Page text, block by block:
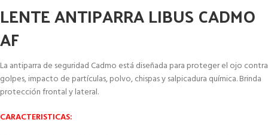
LENTE ANTIPARRA LIBUS CADMO
AF
La antiparra de seguridad Cadmo está diseñada para proteger el ojo contra
golpes, impacto de partículas, polvo, chispas y salpicadura química. Brinda
protección frontal y lateral.
CARACTERISTICAS: